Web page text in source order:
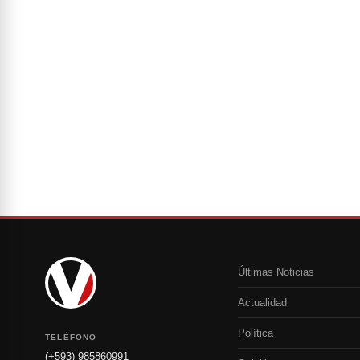
TELÉFONO
(+593) 985860991
Últimas Noticias
Actualidad
Política